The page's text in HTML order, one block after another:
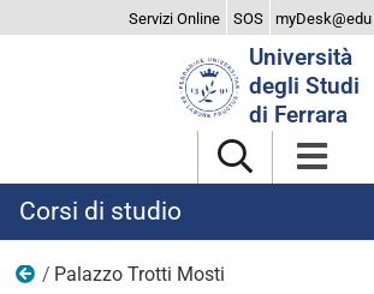
Servizi Online SOS myDesk@edu
Università
degli Studi
di Ferrara
Corsi di studio
Sedi e strutture
Palazzo Trotti Mosti